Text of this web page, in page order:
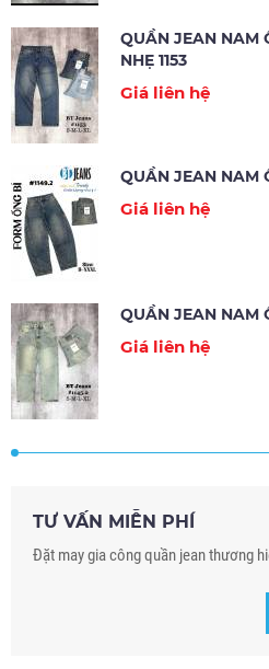
QUẦN JEAN NAM
NHẸ 1153
Giá liên hệ
QUẦN JEAN NAM
Giá liên hệ
QUẦN JEAN NAM
Giá liên hệ
TƯ VẤN MIỄN PHÍ
Đặt may gia công quần jean thương